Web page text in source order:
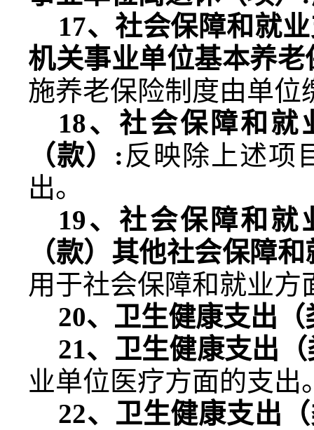
17、社会保障和就
机关事业单位基本养
施养老保险制度由单位
18、社会保障和就
（款） : 反映除上述项
出。
19、社会保障和就
（款）其他社会保障
用于社会保障和就业方
20、卫生健康支出（
21、卫生健康支出
业单位医疗方面的支出
22、卫生健康支出